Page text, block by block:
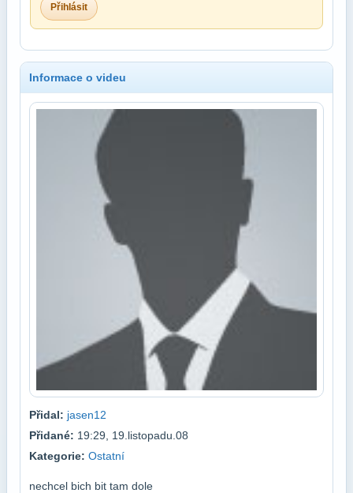
Přihlásit
Informace o videu
Přidal: jasen12
Přidané: 19:29, 19.listopadu.08
Kategorie: Ostatní
nechcel bich bit tam dole